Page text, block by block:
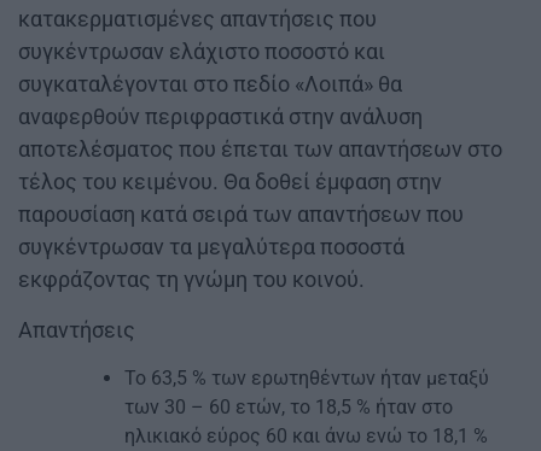
κατακερματισμένες απαντήσεις που
συγκέντρωσαν ελάχιστο ποσοστό και
συγκαταλέγονται στο πεδίο «Λοιπά» θα
αναφερθούν περιφραστικά στην ανάλυση
αποτελέσματος που έπεται των απαντήσεων στο
τέλος του κειμένου. Θα δοθεί έμφαση στην
παρουσίαση κατά σειρά των απαντήσεων που
συγκέντρωσαν τα μεγαλύτερα ποσοστά
εκφράζοντας τη γνώμη του κοινού.
Απαντήσεις
Το 63,5 % των ερωτηθέντων ήταν μεταξύ
των 30 – 60 ετών, το 18,5 % ήταν στο
ηλικιακό εύρος 60 και άνω ενώ το 18,1 %